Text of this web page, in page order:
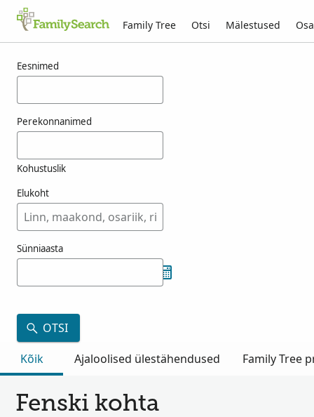
Family Tree Otsi Mälestused
Eesnimed
Perekonnanimed
Kohustuslik
Elukoht
Sünniaasta
OTSI
Kõik
Ajaloolised ülestähendused Family Tree
Fenski kohta